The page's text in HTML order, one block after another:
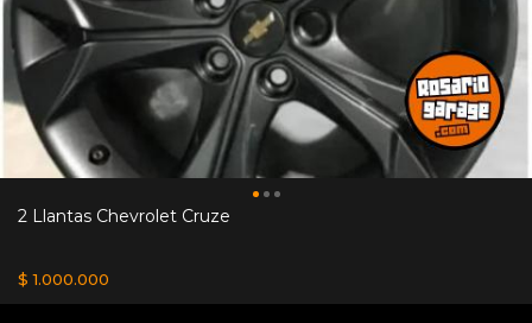
2 Llantas Chevrolet Cruze
$ 1.000.000